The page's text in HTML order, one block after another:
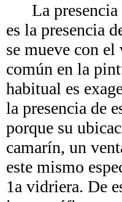
La presencia
es la presencia
se mueve con
común en la
habitual es
la presencia de
porque su
camarín, un
este mismo
1a vidriera. De